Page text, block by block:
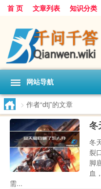
首 页 文章列表 知识分类
网站导航
> 作者“dtj”的文章
冬
冬
裂
脚
血
需...